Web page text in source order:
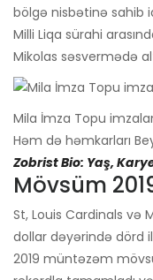
bölgə nisbətinə sahib
Milli Liqa sürahi
Mikolas səsvermədə
Mila İmza Topu
Həm də həmkarları
Zobrist Bio: Yaş,
Mövsüm
St, Louis Cardinals və
dollar dəyərində dörd
2019 müntəzəm